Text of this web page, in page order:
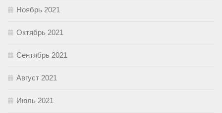
Ноябрь 2021
Октябрь 2021
Сентябрь 2021
Август 2021
Июль 2021